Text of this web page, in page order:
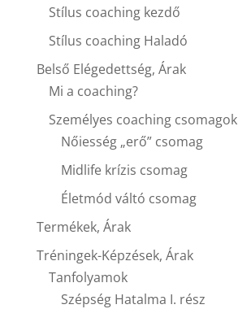
Stílus coaching kezdő
Stílus coaching Haladó
Belső Elégedettség, Árak
Mi a coaching?
Személyes coaching csomagok
Nőiesség „erő” csomag
Midlife krízis csomag
Életmód váltó csomag
Termékek, Árak
Tréningek-Képzések, Árak
Tanfolyamok
Szépség Hatalma I. rész